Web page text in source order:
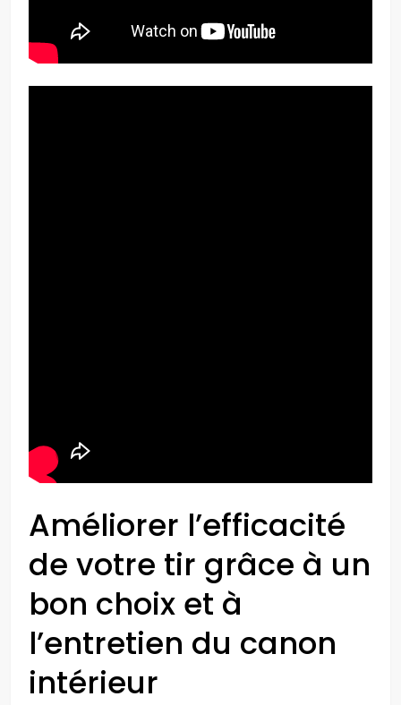
Améliorer l’efficacité
de votre tir grâce à un
bon choix et à
l’entretien du canon
intérieur